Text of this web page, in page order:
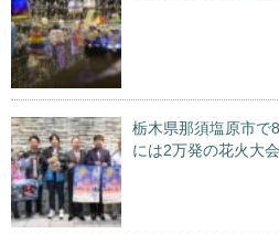
栃木県那須塩原市
には2万発の花火大